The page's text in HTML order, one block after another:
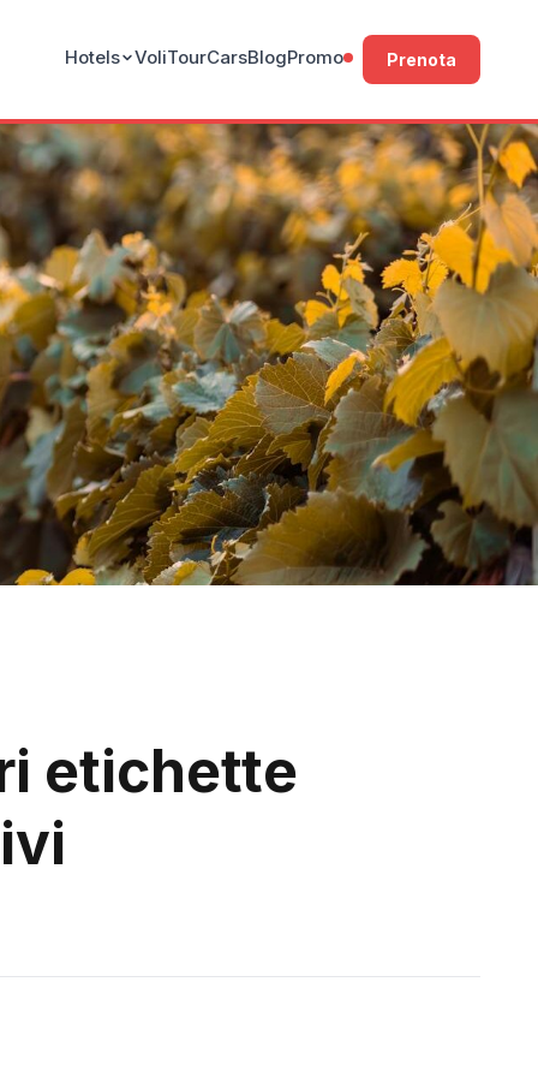
Hotels VoliTourCarsBlogPromo Prenota
etichette